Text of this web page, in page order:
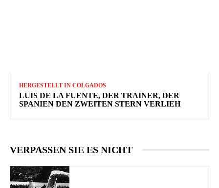
HERGESTELLT IN COLGADOS
LUIS DE LA FUENTE, DER TRAINER, DER
SPANIEN DEN ZWEITEN STERN VERLIEH
VERPASSEN SIE ES NICHT